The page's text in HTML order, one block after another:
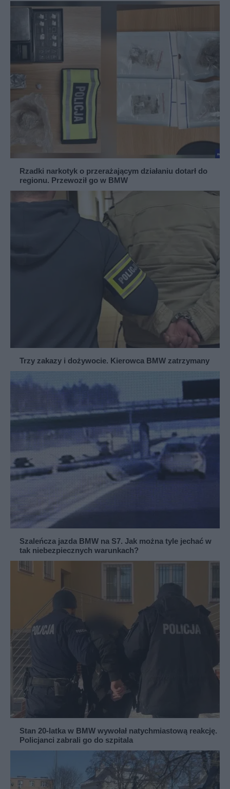
Rzadki narkotyk o przerażającym działaniu dotarł do
regionu. Przewoził go w BMW
Trzy zakazy i dożywocie. Kierowca BMW zatrzymany
Szaleńcza jazda BMW na S7. Jak można tyle jechać w
tak niebezpiecznych warunkach?
Stan 20-latka w BMW wywołał natychmiastową reakcję.
Policjanci zabrali go do szpitala